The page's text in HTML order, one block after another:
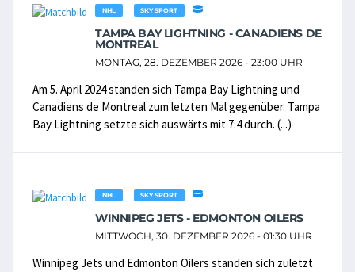
NHL SKY SPORT
TAMPA BAY LIGHTNING - CANADIENS DE
MONTREAL
MONTAG, 28. DEZEMBER 2026 - 23:00 UHR
Am 5. April 2024 standen sich Tampa Bay Lightning und
Canadiens de Montreal zum letzten Mal gegenüber. Tampa
Bay Lightning setzte sich auswärts mit 7:4 durch. (...)
NHL SKY SPORT
WINNIPEG JETS - EDMONTON OILERS
MITTWOCH, 30. DEZEMBER 2026 - 01:30 UHR
Winnipeg Jets und Edmonton Oilers standen sich zuletzt